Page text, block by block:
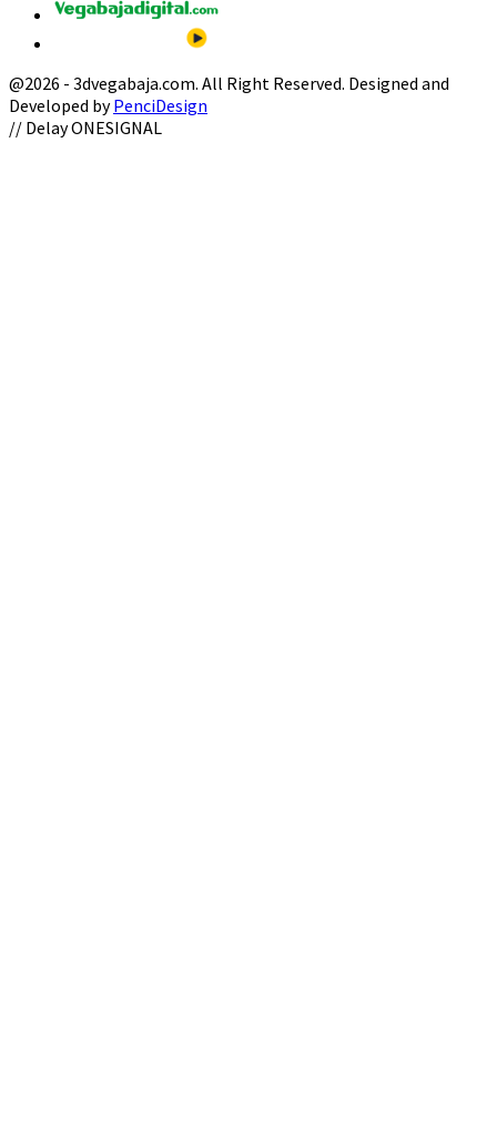
@2026 - 3dvegabaja.com. All Right Reserved. Designed and
Developed byPenciDesign
Facebook
Twitter
Instagram
Youtube
Email
// Delay ONESIGNAL